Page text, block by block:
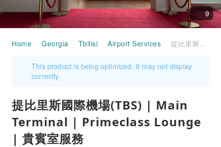
9
Home Georgia Tbilisi Airport Services 提比里斯國際機場(TBS) | Main Terminal | Primeclass Lounge | 貴賓室服務
This product is being optimized. It may not display
correctly.
提比里斯國際機場(TBS) | Main
Terminal | Primeclass Lounge
| 貴賓室服務